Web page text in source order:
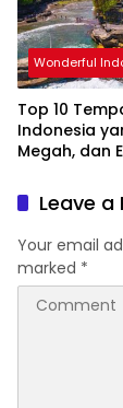
Wonderful
Top 10
Indonesia
Megah, dan
Leave a
Your email
marked *